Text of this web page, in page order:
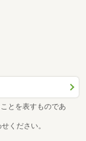
とを表すものであ
ください。